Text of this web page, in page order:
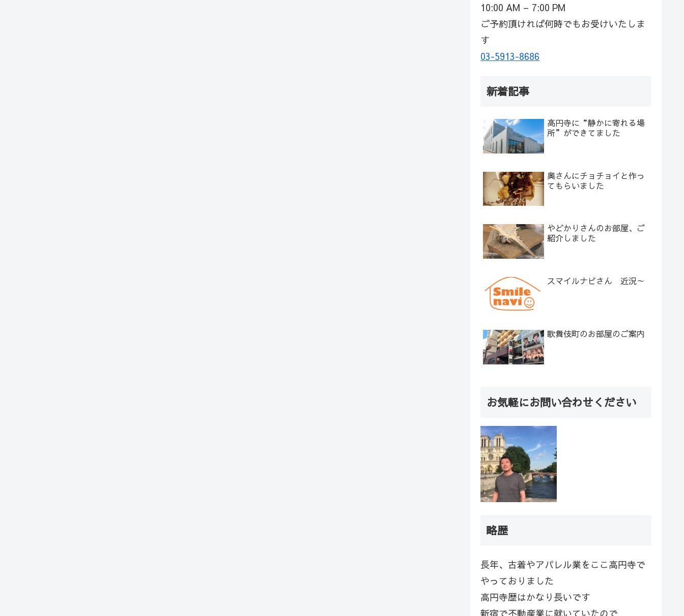
10:00 AM – 7:00 PM
ご予約頂ければ何時でもお受けいたしま
す
03-5913-8686
新着記事
高円寺に“静かに寄れる場
所”ができてました
奥さんにチョチョイと作っ
てもらいました
やどかりさんのお部屋、ご
紹介しました
スマイルナビさん 近況～
歌舞伎町のお部屋のご案内
お気軽にお問い合わせください
略歴
長年、古着やアパレル業をここ高円寺で
やっておりました
高円寺歴はかなり長いです
新宿で不動産業に就いていたので